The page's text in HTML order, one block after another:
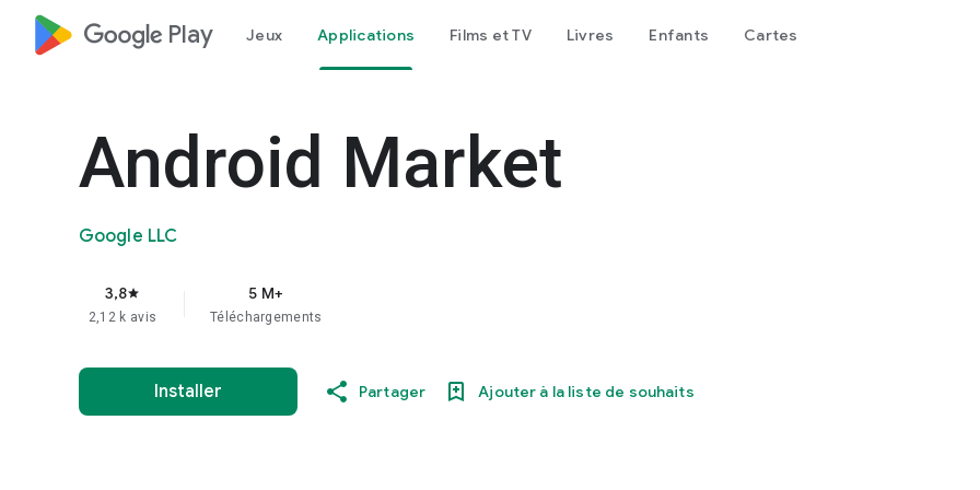
google_logo Play Jeux Applications Films et TV Livres Enfants Cartes
Android Market
Google LLC
3,8star
2,12 k avis
5 M+
Téléchargements
Installer Partager Ajouter à la liste de souhaits